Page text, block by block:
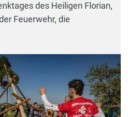
des Heiligen Florian,
Feuerwehr, die